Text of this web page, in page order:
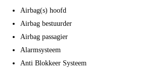
Airbag(s) hoofd
Airbag bestuurder
Airbag passagier
Alarmsysteem
Anti Blokkeer Systeem